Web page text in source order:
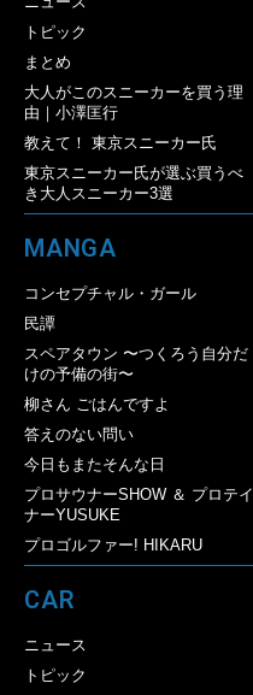
トピック
まとめ
大人がこのスニーカーを買う理
由｜小澤匡行
教えて！ 東京スニーカー氏
東京スニーカー氏が選ぶ買うべ
き大人スニーカー3選
MANGA
コンセプチャル・ガール
民譚
スペアタウン 〜つくろう自分だ
けの予備の街〜
柳さん ごはんですよ
答えのない問い
今日もまたそんな日
プロサウナーSHOW ＆ プロテイ
ナーYUSUKE
プロゴルファー! HIKARU
CAR
ニュース
トピック